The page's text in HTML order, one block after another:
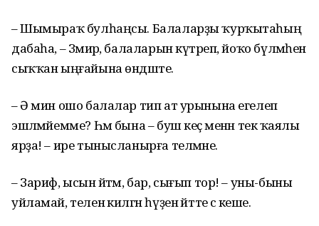
– Шымыраҡ булһаңсы. Бала­ларҙы ҡурҡытаһың
дабаһа, – Зәмирә, балаларын күтәреп, йоҡо бүлмәһенә
сыҡҡан ыңғайына өндәште.
– Ә мин ошо балалар тип ат урынына егелеп
эшләмәйемме? Һәм бына – буш кеҫә менән текә ҡаялы
ярҙа! – ире тынысланырға теләмәне.
– Зариф, ысын әйтәм, бар, сығып тор! – уны-быны
уйламай, теленә килгән һүҙен әйтте әсә кеше.